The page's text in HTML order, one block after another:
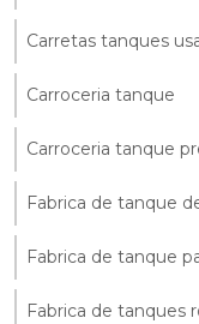
Carretas tanques
Carroceria tanque
Carroceria tanque
Fabrica de tanque
Fabrica de tanque
Fabrica de tanques